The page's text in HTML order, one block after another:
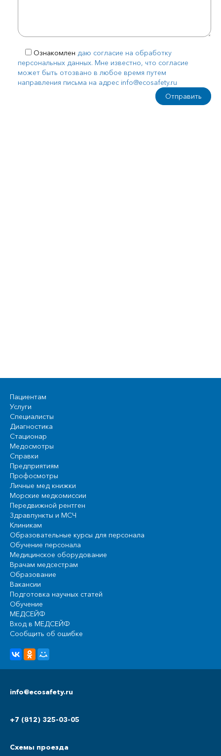
Ознакомлен даю согласие на обработку
персональных данных. Мне известно, что согласие
может быть отозвано в любое время путем
направления письма на адрес info@ecosafety.ru
Пациентам
Услуги
Специалисты
Диагностика
Стационар
Медосмотры
Справки
Предприятиям
Профосмотры
Личные мед книжки
Морские медкомиссии
Передвижной рентген
Здравпункты и МСЧ
Клиникам
Образовательные курсы для персонала
Обучение персонала
Медицинское оборудование
Врачам медсестрам
Образование
Вакансии
Подготовка научных статей
Обучение
МЕДСЕЙФ
Вход в МЕДСЕЙФ
Сообщить об ошибке
info@ecosafety.ru
+7 (812) 325-03-05
Схемы проезда